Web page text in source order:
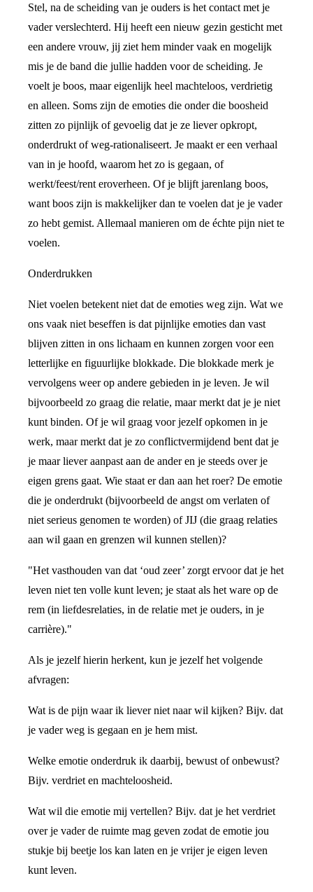
Stel, na de scheiding van je ouders is het contact met je
vader verslechterd. Hij heeft een nieuw gezin gesticht met
een andere vrouw, jij ziet hem minder vaak en mogelijk
mis je de band die jullie hadden voor de scheiding. Je
voelt je boos, maar eigenlijk heel machteloos, verdrietig
en alleen. Soms zijn de emoties die onder die boosheid
zitten zo pijnlijk of gevoelig dat je ze liever opkropt,
onderdrukt of weg-rationaliseert. Je maakt er een verhaal
van in je hoofd, waarom het zo is gegaan, of
werkt/feest/rent eroverheen. Of je blijft jarenlang boos,
want boos zijn is makkelijker dan te voelen dat je je vader
zo hebt gemist. Allemaal manieren om de échte pijn niet te
voelen.
Onderdrukken
Niet voelen betekent niet dat de emoties weg zijn. Wat we
ons vaak niet beseffen is dat pijnlijke emoties dan vast
blijven zitten in ons lichaam en kunnen zorgen voor een
letterlijke en figuurlijke blokkade. Die blokkade merk je
vervolgens weer op andere gebieden in je leven. Je wil
bijvoorbeeld zo graag die relatie, maar merkt dat je je niet
kunt binden. Of je wil graag voor jezelf opkomen in je
werk, maar merkt dat je zo conflictvermijdend bent dat je
je maar liever aanpast aan de ander en je steeds over je
eigen grens gaat. Wie staat er dan aan het roer? De emotie
die je onderdrukt (bijvoorbeeld de angst om verlaten of
niet serieus genomen te worden) of JIJ (die graag relaties
aan wil gaan en grenzen wil kunnen stellen)?
"Het vasthouden van dat ‘oud zeer’ zorgt ervoor dat je het
leven niet ten volle kunt leven; je staat als het ware op de
rem (in liefdesrelaties, in de relatie met je ouders, in je
carrière)."
Als je jezelf hierin herkent, kun je jezelf het volgende
afvragen:
Wat is de pijn waar ik liever niet naar wil kijken? Bijv. dat
je vader weg is gegaan en je hem mist.
Welke emotie onderdruk ik daarbij, bewust of onbewust?
Bijv. verdriet en machteloosheid.
Wat wil die emotie mij vertellen? Bijv. dat je het verdriet
over je vader de ruimte mag geven zodat de emotie jou
stukje bij beetje los kan laten en je vrijer je eigen leven
kunt leven.